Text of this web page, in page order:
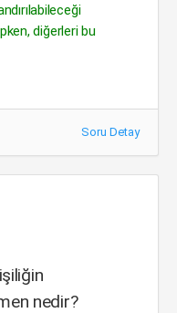
diğerleri bu
Soru Detay
nedir?